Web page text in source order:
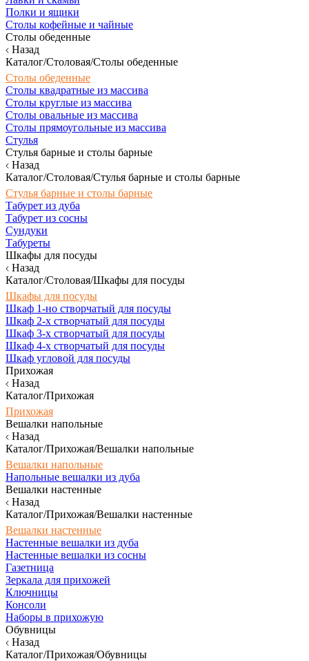
Полки и ящики
Столы кофейные и чайные
Столы обеденные
Назад
Каталог/Столовая/Столы обеденные
Столы обеденные
Столы квадратные из массива
Столы круглые из массива
Столы овальные из массива
Столы прямоугольные из массива
Стулья
Стулья барные и столы барные
Назад
Каталог/Столовая/Стулья барные и столы барные
Стулья барные и столы барные
Табурет из дуба
Табурет из сосны
Сундуки
Табуреты
Шкафы для посуды
Назад
Каталог/Столовая/Шкафы для посуды
Шкафы для посуды
Шкаф 1-но створчатый для посуды
Шкаф 2-х створчатый для посуды
Шкаф 3-х створчатый для посуды
Шкаф 4-х створчатый для посуды
Шкаф угловой для посуды
Прихожая
Назад
Каталог/Прихожая
Прихожая
Вешалки напольные
Назад
Каталог/Прихожая/Вешалки напольные
Вешалки напольные
Напольные вешалки из дуба
Вешалки настенные
Назад
Каталог/Прихожая/Вешалки настенные
Вешалки настенные
Настенные вешалки из дуба
Настенные вешалки из сосны
Газетница
Зеркала для прихожей
Ключницы
Консоли
Наборы в прихожую
Обувницы
Назад
Каталог/Прихожая/Обувницы